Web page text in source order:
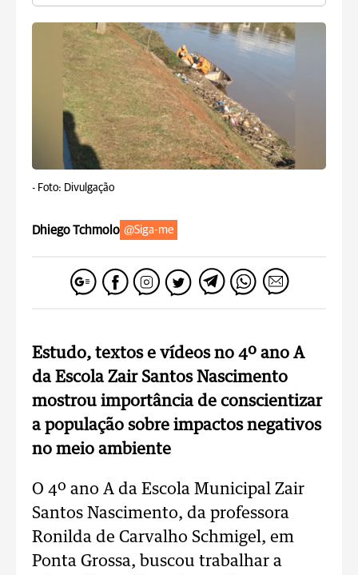
- Foto: Divulgação
Dhiego Tchmolo @Siga-me
Estudo, textos e vídeos no 4º ano A
da Escola Zair Santos Nascimento
mostrou importância de conscientizar
a população sobre impactos negativos
no meio ambiente
O 4º ano A da Escola Municipal Zair
Santos Nascimento, da professora
Ronilda de Carvalho Schmigel, em
Ponta Grossa, buscou trabalhar a